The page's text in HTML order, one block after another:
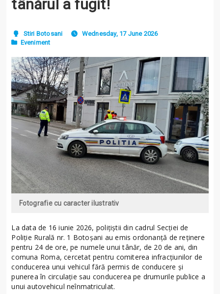
tânărul a fugit!
Stiri Botosani
Wednesday, 17 June 2026
Eveniment
Fotografie cu caracter ilustrativ
La data de 16 iunie 2026, polițiștii din cadrul Secției de
Poliție Rurală nr. 1 Botoșani au emis ordonanță de reținere
pentru 24 de ore, pe numele unui tânăr, de 20 de ani, din
comuna Roma, cercetat pentru comiterea infracțiunilor de
conducerea unui vehicul fără permis de conducere și
punerea în circulație sau conducerea pe drumurile publice a
unui autovehicul neînmatriculat.